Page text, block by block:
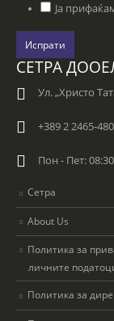
Ја
Испрати
СЕТРА
Ул. „Христо
+389 2 2465-
Пон - Пет:
Сетра
About Us
Политика за
личните
Политика за